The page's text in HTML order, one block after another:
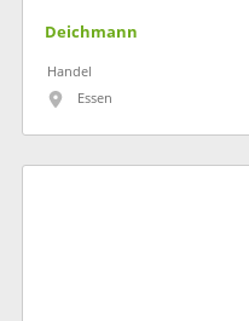
Deichmann
Handel
Essen